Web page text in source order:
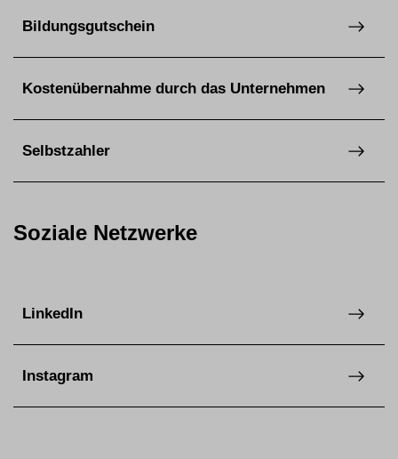
Bildungsgutschein
Kostenübernahme durch das Unternehmen
Selbstzahler
Soziale Netzwerke
LinkedIn
Instagram